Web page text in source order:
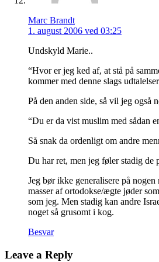
Marc Brandt
1. august 2006 ved 03:25
Undskyld Marie..
“Hvor er jeg ked af, at stå på
kommer med denne slags
På den anden side, så vil jeg også
“Du er da vist muslim med sådan
Så snak da ordenligt om andre
Du har ret, men jeg føler stadig de
Jeg bør ikke generalisere på
masser af ortodokse/ægte jøder
som jeg. Men stadig kan andre
noget så grusomt i kog.
Besvar
Leave a Reply